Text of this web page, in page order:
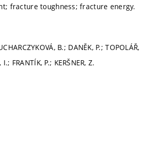
fracture toughness; fracture energy.
B.; DANĚK, P.; TOPOLÁŘ,
I.; FRANTÍK, P.; KERŠNER, Z.